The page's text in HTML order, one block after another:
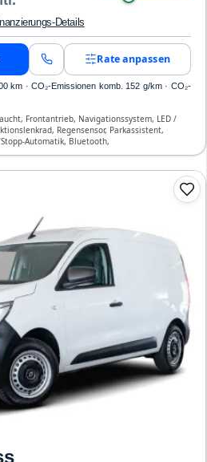
Details
Rate anpassen
km · CO₂-Emissionen komb. 152 g/km · CO₂-
Frontantrieb, Navigationssystem, LED /
Regensensor, Parkassistent,
Automatik, Bluetooth,
Front-Airbags